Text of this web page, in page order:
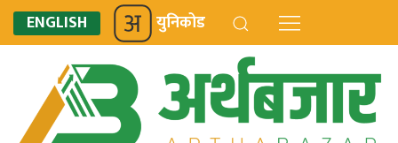
ENGLISH युनिकोड